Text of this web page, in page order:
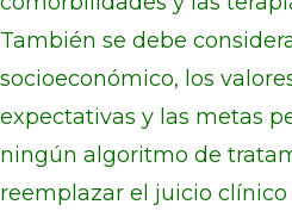
También se debe
socioeconómico, los
expectativas y las metas
ningún algoritmo de
reemplazar el juicio